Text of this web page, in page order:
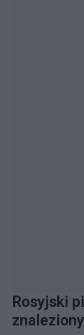
Rosyjski